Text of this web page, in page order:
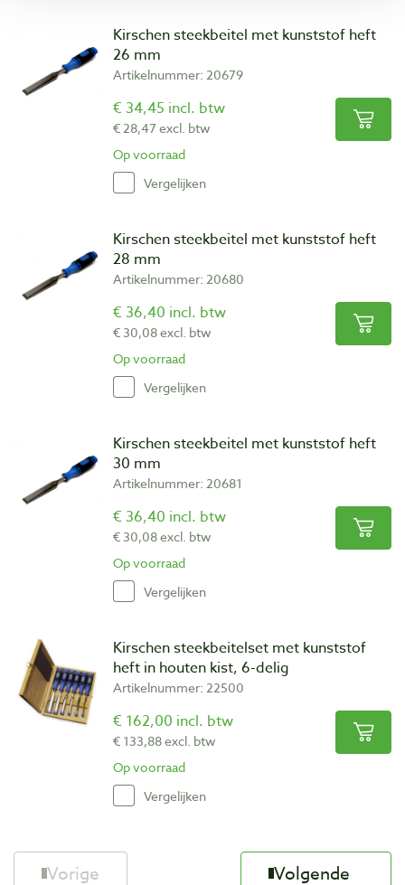
Kirschen steekbeitel met kunststof heft
26 mm
Artikelnummer: 20679
€ 34,45 incl. btw
€ 28,47 excl. btw
Op voorraad
Vergelijken
Kirschen steekbeitel met kunststof heft
28 mm
Artikelnummer: 20680
€ 36,40 incl. btw
€ 30,08 excl. btw
Op voorraad
Vergelijken
Kirschen steekbeitel met kunststof heft
30 mm
Artikelnummer: 20681
€ 36,40 incl. btw
€ 30,08 excl. btw
Op voorraad
Vergelijken
Kirschen steekbeitelset met kunststof
heft in houten kist, 6-delig
Artikelnummer: 22500
€ 162,00 incl. btw
€ 133,88 excl. btw
Op voorraad
Vergelijken
Vorige Volgende